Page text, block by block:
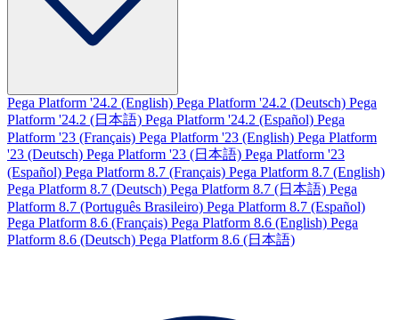
Pega Platform '24.2 (English) Pega Platform '24.2 (Deutsch) Pega
Platform '24.2 (日本語) Pega Platform '24.2 (Español) Pega
Platform '23 (Français) Pega Platform '23 (English) Pega Platform
'23 (Deutsch) Pega Platform '23 (日本語) Pega Platform '23
(Español) Pega Platform 8.7 (Français) Pega Platform 8.7 (English)
Pega Platform 8.7 (Deutsch) Pega Platform 8.7 (日本語) Pega
Platform 8.7 (Português Brasileiro) Pega Platform 8.7 (Español)
Pega Platform 8.6 (Français) Pega Platform 8.6 (English) Pega
Platform 8.6 (Deutsch) Pega Platform 8.6 (日本語)